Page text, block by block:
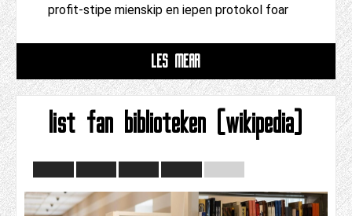
profit-stipe mienskip en iepen protokol foar
LÊS MEAR
list fan biblioteken (wikipedia)